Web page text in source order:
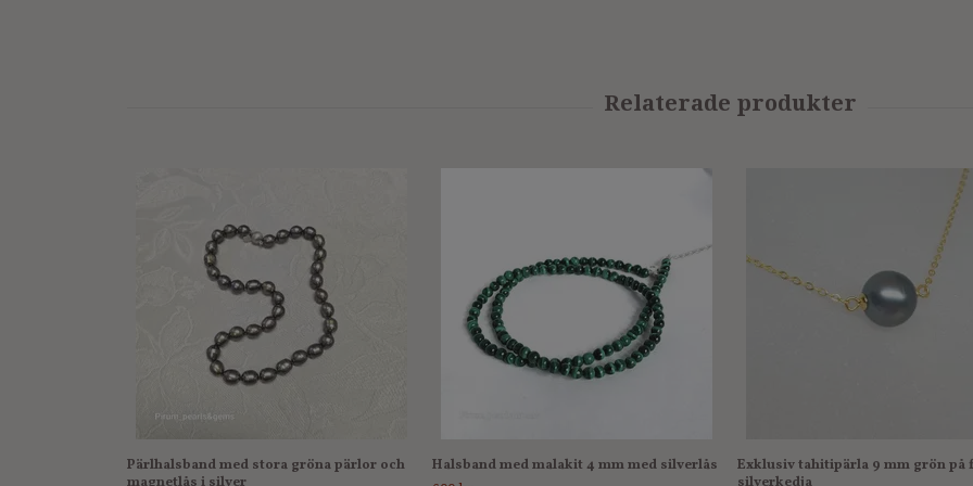
Pärlhalsband med stora gröna pärlor och
Halsband med malakit 4 mm med silverlås
Exklusiv tahitipärla 9 mm grön på